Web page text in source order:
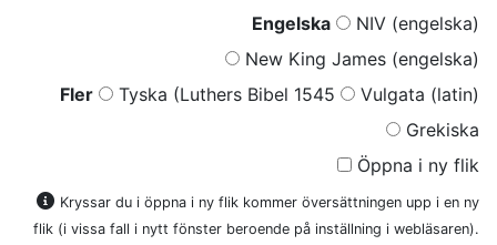
Engelska
NIV (engelska)
New King James (engelska)
Fler
Tyska (Luthers Bibel 1545
Vulgata (latin)
Grekiska
Öppna i ny flik
Kryssar du i öppna i ny flik kommer översättningen upp i en ny
flik (i vissa fall i nytt fönster beroende på inställning i webläsaren).